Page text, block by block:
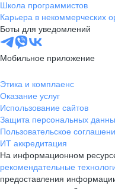
Школа программистов
Карьера в некоммерческих
Боты для уведомлений
Мобильное приложение
Этика и комплаенс
Оказание услуг
Использование сайтов
Защита персональных
Пользовательское
ИТ аккредитация
На информационном
рекомендательные
предоставления